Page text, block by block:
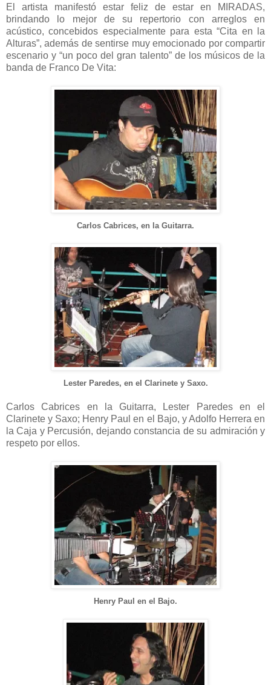
El artista manifestó estar feliz de estar en MIRADAS,
brindando lo mejor de su repertorio con arreglos en
acústico, concebidos especialmente para esta “Cita en la
Alturas”, además de sentirse muy emocionado por compartir
escenario y “un poco del gran talento” de los músicos de la
banda de Franco De Vita:
Carlos Cabrices, en la Guitarra.
Lester Paredes, en el Clarinete y Saxo.
Carlos Cabrices en la Guitarra, Lester Paredes en el
Clarinete y Saxo; Henry Paul en el Bajo, y Adolfo Herrera en
la Caja y Percusión, dejando constancia de su admiración y
respeto por ellos.
Henry Paul en el Bajo.